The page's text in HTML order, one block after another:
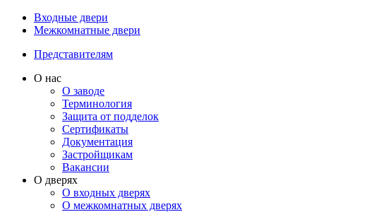
Входные двери
Межкомнатные двери
Представителям
О нас
О заводе
Терминология
Защита от подделок
Сертификаты
Документация
Застройщикам
Вакансии
О дверях
О входных дверях
О межкомнатных дверях